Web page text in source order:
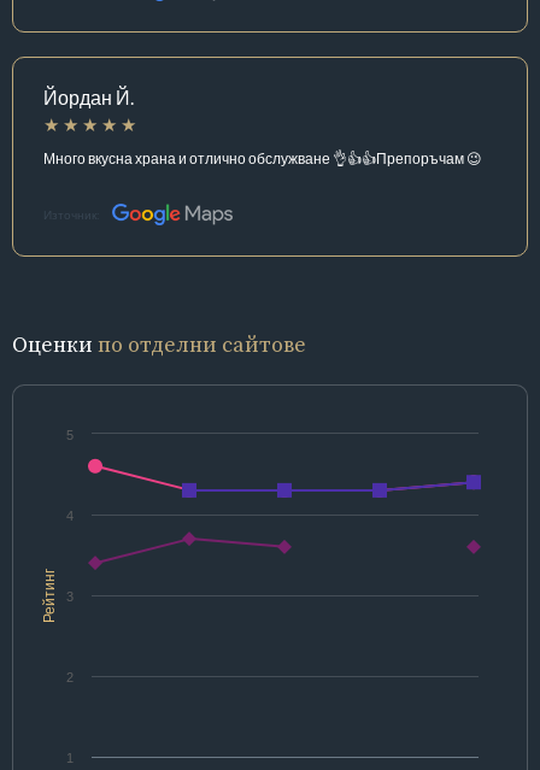
Йордан Й.
Много вкусна храна и отлично обслужване 👌👍👍Препоръчам 😉
Източник:
Оценки по отделни сайтове
Рейтинг
1
2
3
4
5